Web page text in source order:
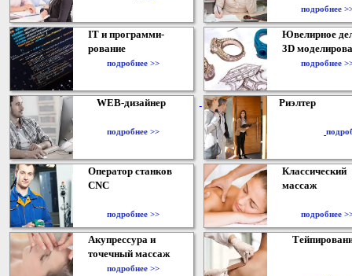
подробнее
IT и программи-
рование
подробнее >>
Ювелирное
3D
подробнее
WEB-дизайнер
подробнее >>
Риэлтер
Оператор станков
CNC
подробнее >>
Классический
массаж
подробнее
Акупрессура и
точечный массаж
подробнее >>